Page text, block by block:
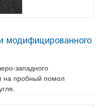
модифицированного
западного
на пробный помол